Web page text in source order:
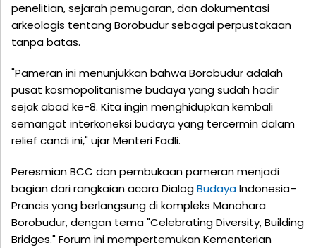
penelitian, sejarah pemugaran, dan dokumentasi
arkeologis tentang Borobudur sebagai perpustakaan
tanpa batas.
"Pameran ini menunjukkan bahwa Borobudur adalah
pusat kosmopolitanisme budaya yang sudah hadir
sejak abad ke-8. Kita ingin menghidupkan kembali
semangat interkoneksi budaya yang tercermin dalam
relief candi ini," ujar Menteri Fadli.
Peresmian BCC dan pembukaan pameran menjadi
bagian dari rangkaian acara DialogBudayaIndonesia–
Prancis yang berlangsung di kompleks Manohara
Borobudur, dengan tema "Celebrating Diversity, Building
Bridges." Forum ini mempertemukan Kementerian